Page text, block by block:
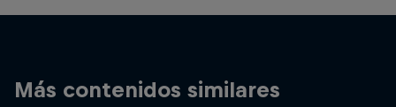
Más contenidos similares